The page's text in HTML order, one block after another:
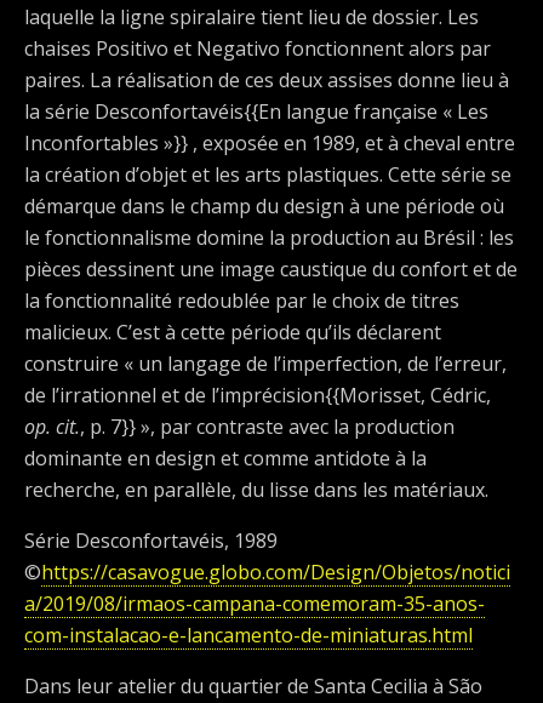
laquelle la ligne spiralaire tient lieu de dossier. Les
chaises Positivo et Negativo fonctionnent alors par
paires. La réalisation de ces deux assises donne lieu à
la série Desconfortavéis{{En langue française « Les
Inconfortables »}} , exposée en 1989, et à cheval entre
la création d’objet et les arts plastiques. Cette série se
démarque dans le champ du design à une période où
le fonctionnalisme domine la production au Brésil : les
pièces dessinent une image caustique du confort et de
la fonctionnalité redoublée par le choix de titres
malicieux. C’est à cette période qu’ils déclarent
construire « un langage de l’imperfection, de l’erreur,
de l’irrationnel et de l’imprécision{{Morisset, Cédric,
op. cit., p. 7}} », par contraste avec la production
dominante en design et comme antidote à la
recherche, en parallèle, du lisse dans les matériaux.
Série Desconfortavéis, 1989
©https://casavogue.globo.com/Design/Objetos/notici
a/2019/08/irmaos-campana-comemoram-35-anos-
com-instalacao-e-lancamento-de-miniaturas.html
Dans leur atelier du quartier de Santa Cecilia à São